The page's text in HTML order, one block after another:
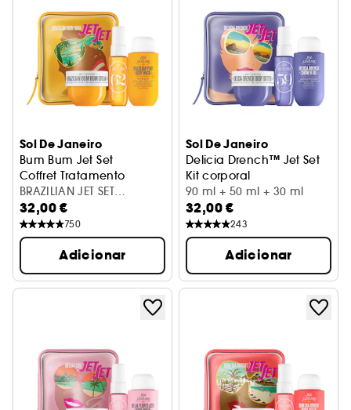
Sol De Janeiro
Bum Bum Jet Set
Coffret Tratamento
BRAZILIAN JET SET
(BC50+SG90+BHM30)
32,00 €
750
Adicionar
Sol De Janeiro
Delicia Drench™ Jet Set
Kit corporal
90 ml + 50 ml + 30 ml
32,00 €
243
Adicionar